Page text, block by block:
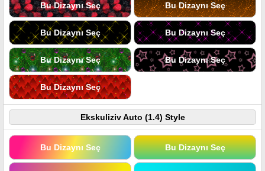
Bu Dizaynı Seç Bu Dizaynı Seç
Bu Dizaynı Seç Bu Dizaynı Seç
Bu Dizaynı Seç Bu Dizaynı Seç
Bu Dizaynı Seç
Ekskuliziv Auto (1.4) Style
Bu Dizaynı Seç Bu Dizaynı Seç